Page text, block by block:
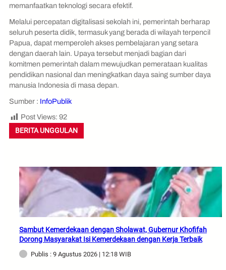
memanfaatkan teknologi secara efektif.
Melalui percepatan digitalisasi sekolah ini, pemerintah berharap
seluruh peserta didik, termasuk yang berada di wilayah terpencil
Papua, dapat memperoleh akses pembelajaran yang setara
dengan daerah lain. Upaya tersebut menjadi bagian dari
komitmen pemerintah dalam mewujudkan pemerataan kualitas
pendidikan nasional dan meningkatkan daya saing sumber daya
manusia Indonesia di masa depan.
Sumber : InfoPublik
Post Views: 92
BERITA UNGGULAN
Sambut Kemerdekaan dengan Sholawat, Gubernur Khofifah
Dorong Masyarakat Isi Kemerdekaan dengan Kerja Terbaik
Publis : 9 Agustus 2026 | 12:18 WIB